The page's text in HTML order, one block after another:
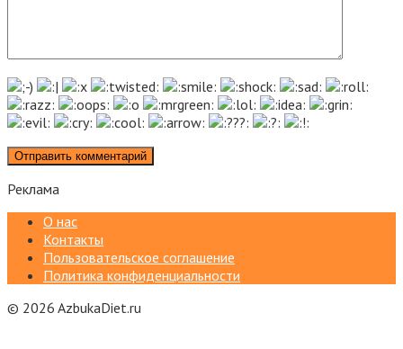
Реклама
О нас
Контакты
Пользовательское соглашение
Политика конфиденциальности
© 2026 AzbukaDiet.ru